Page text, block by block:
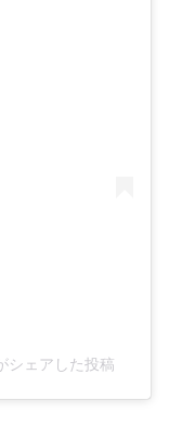
シェアした投稿